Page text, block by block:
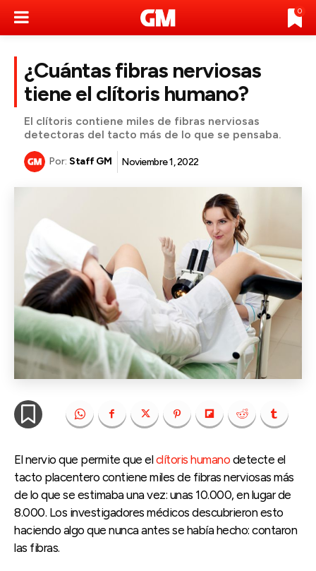
0
¿Cuántas fibras nerviosas
tiene el clítoris humano?
El clítoris contiene miles de fibras nerviosas
detectoras del tacto más de lo que se pensaba.
Por: Staff GM Noviembre 1, 2022
El nervio que permite que elclítoris humano detecte el
tacto placentero contiene miles de fibras nerviosas más
de lo que se estimaba una vez: unas 10.000, en lugar de
8.000. Los investigadores médicos descubrieron esto
haciendo algo que nunca antes se había hecho: contaron
las fibras.